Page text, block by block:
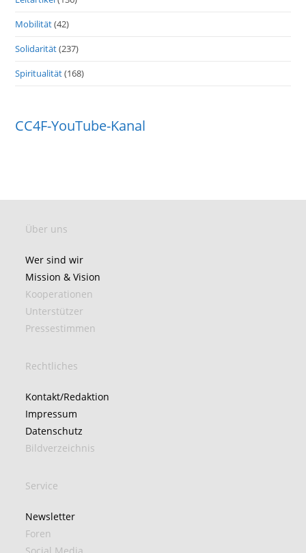
Mobilität(42)
Solidarität(237)
Spiritualität(168)
CC4F-YouTube-Kanal
Über uns
Wer sind wir
Mission & Vision
Kooperationen
Unterstützer
Pressestimmen
Rechtliches
Kontakt/Redaktion
Impressum
Datenschutz
Bildverzeichnis
Service
Newsletter
Foren
Social Media